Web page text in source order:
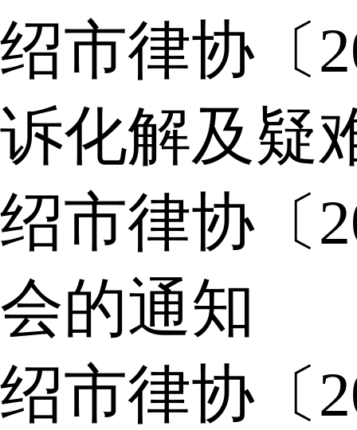
绍市律协〔
诉化解及疑
绍市律协〔
会的通知
绍市律协〔